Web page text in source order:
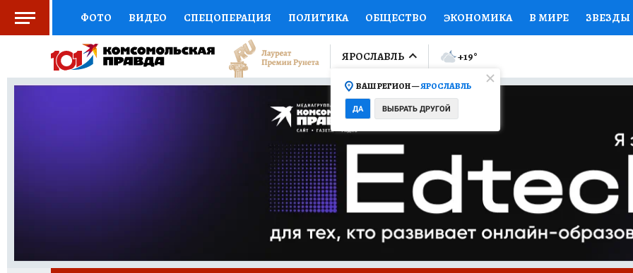
ФОТО ВИДЕО СПЕЦОПЕРАЦИЯ ПОЛИТИКА ОБЩЕСТВО ЭКОНОМИКА В МИРЕ ЗВЕЗДЫ
СОЦПОДДЕРЖКА НАУКА СПОРТ КОЛУМНИСТЫ ПРОИСШЕСТВИЯ
ВЫБОР ЭКСПЕРТОВ ДОКТОР ФИНАНСЫ ОТКРЫВАЕМ МИР Я ЗНАЮ СЕМЬЯ ЖЕНСКИЕ
ПРОГНОЗЫ НА СПОРТ ПРОМОКОДЫ СЕРИАЛЫ
ТЕЛЕВИЗОР КОЛЛЕКЦИИ КОНКУРСЫ
НОВОЕ НА САЙТЕ ОБЪЯВЛЕНИЯ
ЯРОСЛАВЛЬ
ВАШ РЕГИОН —ЯРОСЛАВЛЬ
ДА ВЫБРАТЬ ДРУГОЙ
+19°